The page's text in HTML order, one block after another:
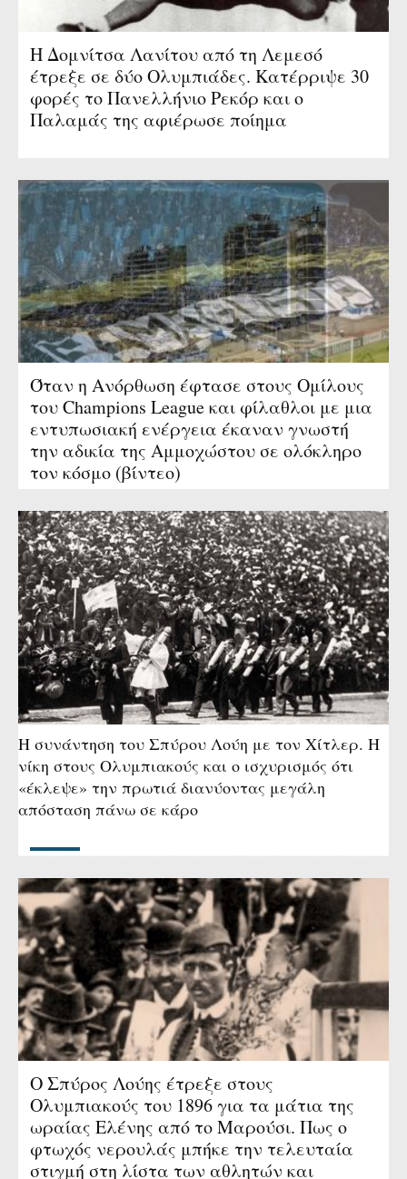
Η Δομνίτσα Λανίτου από τη Λεμεσό
έτρεξε σε δύο Ολυμπιάδες. Κατέρριψε 30
φορές το Πανελλήνιο Ρεκόρ και ο
Παλαμάς της αφιέρωσε ποίημα
Όταν η Ανόρθωση έφτασε στους Ομίλους
του Champions League και φίλαθλοι με μια
εντυπωσιακή ενέργεια έκαναν γνωστή
την αδικία της Αμμοχώστου σε ολόκληρο
τον κόσμο (βίντεο)
Η συνάντηση του Σπύρου Λούη με τον Χίτλερ. Η
νίκη στους Ολυμπιακούς και ο ισχυρισμός ότι
«έκλεψε» την πρωτιά διανύοντας μεγάλη
απόσταση πάνω σε κάρο
Ο Σπύρος Λούης έτρεξε στους
Ολυμπιακούς του 1896 για τα μάτια της
ωραίας Ελένης από το Μαρούσι. Πως ο
φτωχός νερουλάς μπήκε την τελευταία
στιγμή στη λίστα των αθλητών και